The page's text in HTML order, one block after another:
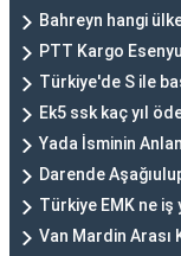
Bahreyn hangi
PTT Kargo
Türkiye'de S ile
Ek5 ssk kaç yıl
Yada İsminin
Darende
Türkiye EMK ne iş
Van Mardin Arası